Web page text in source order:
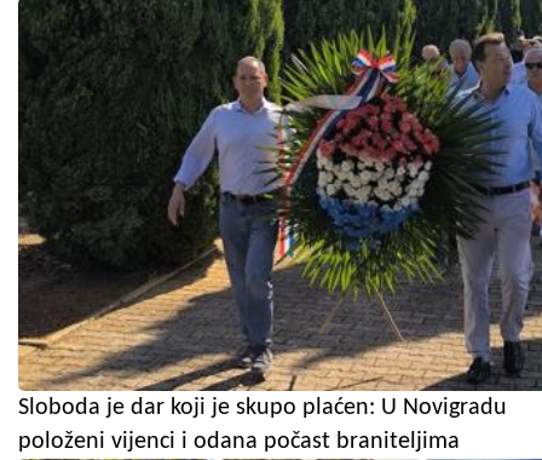
Sloboda je dar koji je skupo plaćen: U Novigradu
položeni vijenci i odana počast braniteljima